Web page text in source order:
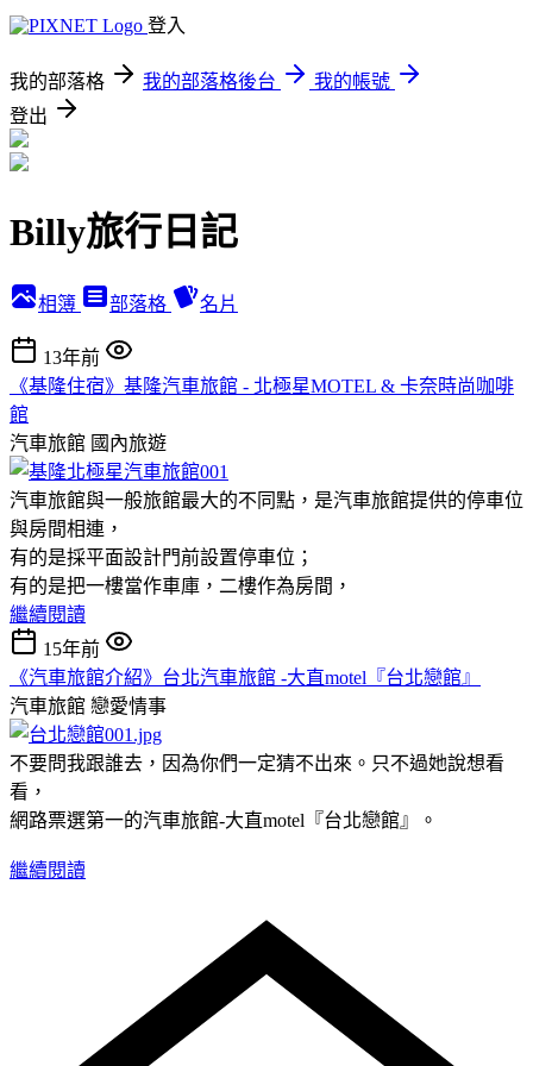
登入
我的部落格 我的部落格後台
我的帳號
登出
Billy旅行日記
相簿 部落格 名片
13年前
《基隆住宿》基隆汽車旅館 - 北極星MOTEL & 卡奈時尚咖啡
館
汽車旅館 國內旅遊
汽車旅館與一般旅館最大的不同點，是汽車旅館提供的停車位
與房間相連，
有的是採平面設計門前設置停車位；
有的是把一樓當作車庫，二樓作為房間，
繼續閱讀
15年前
《汽車旅館介紹》台北汽車旅館 -大直motel『台北戀館』
汽車旅館 戀愛情事
不要問我跟誰去，因為你們一定猜不出來。只不過她說想看
看，
網路票選第一的汽車旅館-大直motel『台北戀館』。
繼續閱讀